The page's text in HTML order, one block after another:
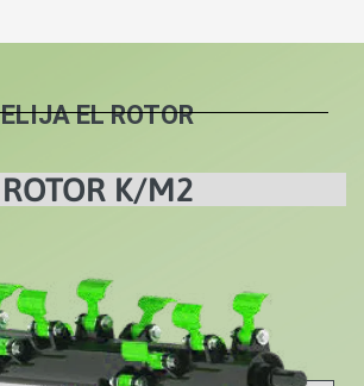
ELIJA EL ROTOR
ROTOR K/M2